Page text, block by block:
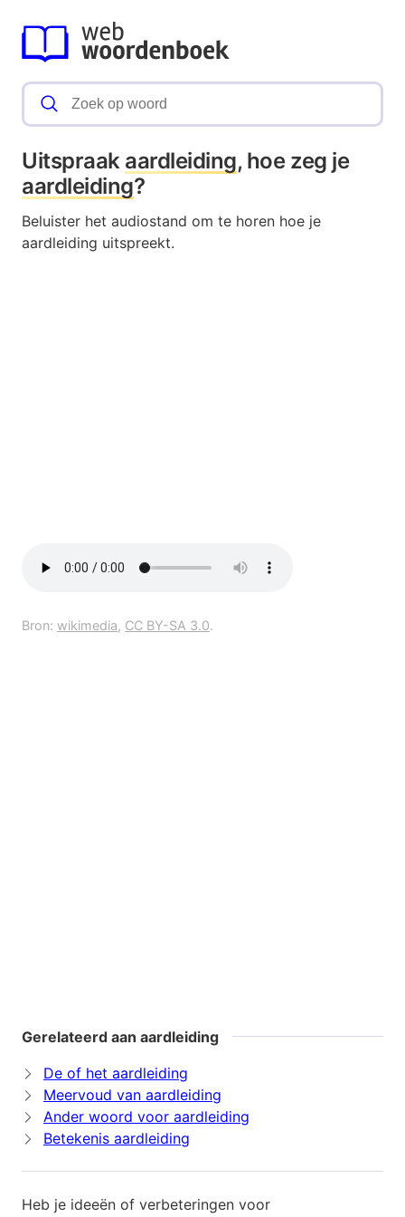
Uitspraak aardleiding, hoe zeg je
aardleiding?
Beluister het audiostand om te horen hoe je
aardleiding uitspreekt.
Bron: wikimedia, CC BY-SA 3.0.
Gerelateerd aan aardleiding
De of het aardleiding
Meervoud van aardleiding
Ander woord voor aardleiding
Betekenis aardleiding
Heb je ideeën of verbeteringen voor